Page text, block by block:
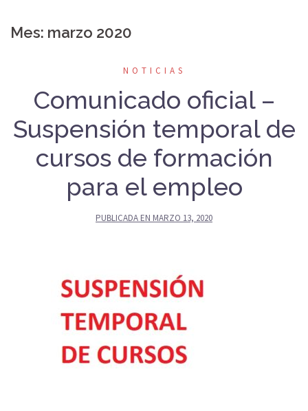
Mes: marzo 2020
NOTICIAS
Comunicado oficial –
Suspensión temporal de
cursos de formación
para el empleo
PUBLICADA EN MARZO 13, 2020